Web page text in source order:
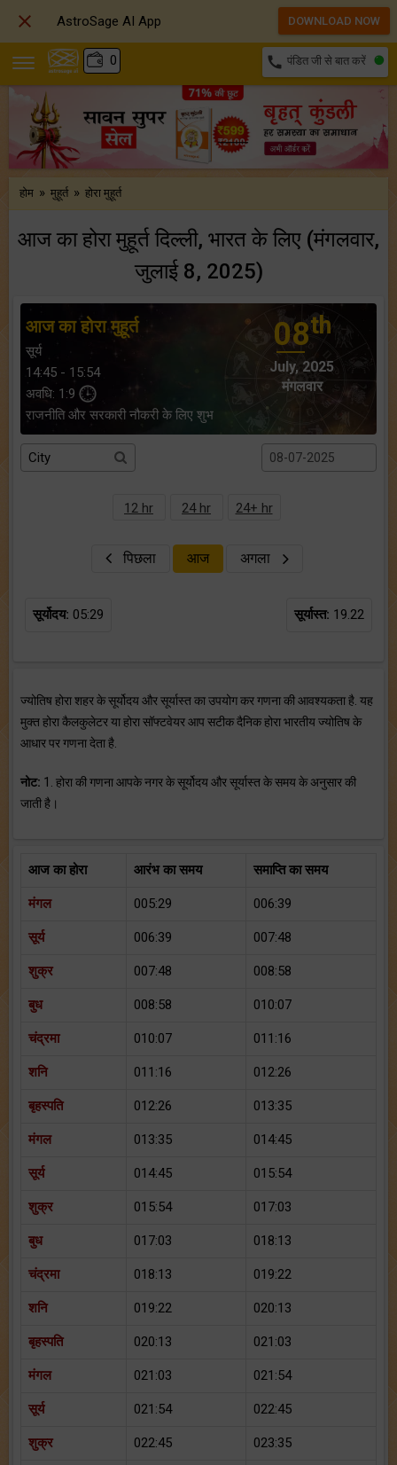
0 call पंडित जी से बात करें
होम » मुहूर्त » होरा मुहूर्त
आज का होरा मुहूर्त दिल्ली, भारत के लिए (मंगलवार,
जुलाई 8, 2025)
आज का होरा मुहूर्त
सूर्य
14:45 - 15:54
अवधि: 1:9
राजनीति और सरकारी नौकरी के लिए शुभ
08th
July, 2025
मंगलवार
12 hr 24 hr 24+ hr
पिछला आज अगला
सूर्योदय: 05:29 सूर्यास्त: 19.22
ज्योतिष होरा शहर के सूर्योदय और सूर्यास्त का उपयोग कर गणना की आवश्यकता है. यह
मुक्त होरा कैलकुलेटर या होरा सॉफ्टवेयर आप सटीक दैनिक होरा भारतीय ज्योतिष के
आधार पर गणना देता है.
नोट: 1. होरा की गणना आपके नगर के सूर्योदय और सूर्यास्त के समय के अनुसार की
जाती है।
आज का होरा आरंभ का समय समाप्ति का समय
मंगल 005:29 006:39
सूर्य 006:39 007:48
शुक्र 007:48 008:58
बुध 008:58 010:07
चंद्रमा 010:07 011:16
शनि 011:16 012:26
बृहस्पति 012:26 013:35
मंगल 013:35 014:45
सूर्य 014:45 015:54
शुक्र 015:54 017:03
बुध 017:03 018:13
चंद्रमा 018:13 019:22
शनि 019:22 020:13
बृहस्पति 020:13 021:03
मंगल 021:03 021:54
सूर्य 021:54 022:45
शुक्र 022:45 023:35
 AstroSage AI App DOWNLOAD NOW